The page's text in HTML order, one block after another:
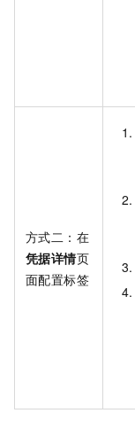
方式二：在
凭据详情页
面配置标签